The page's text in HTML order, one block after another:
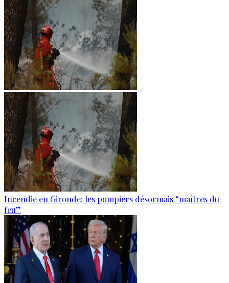
Incendie en Gironde: les pompiers désormais “maîtres du
feu”